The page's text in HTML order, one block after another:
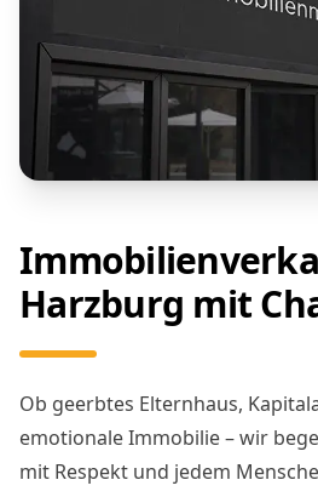
Harzburg mit
Ob geerbtes Elternhaus,
emotionale Immobilie – wir
mit Respekt und jedem